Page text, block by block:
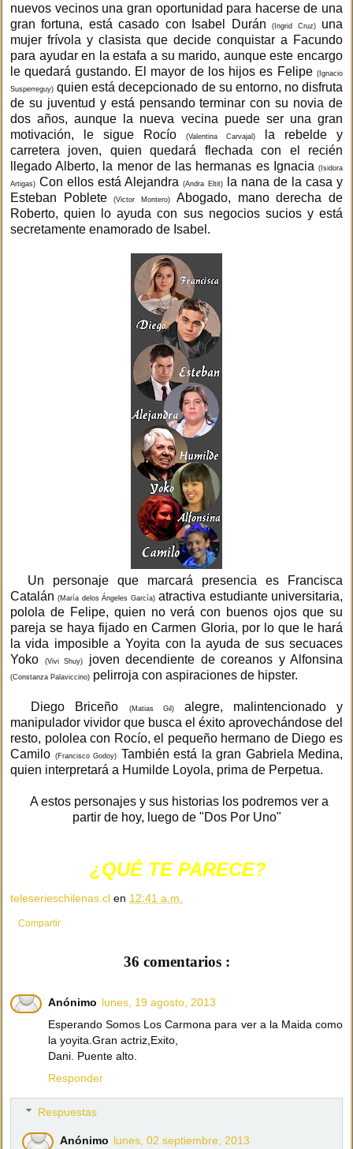
nuevos vecinos una gran oportunidad para hacerse de una
gran fortuna, está casado con Isabel Durán(Ingrid Cruz)una
mujer frívola y clasista que decide conquistar a Facundo
para ayudar en la estafa a su marido, aunque este encargo
le quedará gustando. El mayor de los hijos es Felipe (Ignacio
Susperreguy) quien está decepcionado de su entorno, no disfruta
de su juventud y está pensando terminar con su novia de
dos años, aunque la nueva vecina puede ser una gran
motivación, le sigue Rocío
(Valentina Carvajal)
la rebelde y
carretera joven, quien quedará flechada con el recién
llegado Alberto, la menor de las hermanas es Ignacia (Isidora
Artigas) Con ellos está Alejandra(Andra Eltit)la nana de la casa y
Esteban Poblete(Victor Montero)
Abogado, mano derecha de
Roberto, quien lo ayuda con sus negocios sucios y está
secretamente enamorado de Isabel.
Un personaje que marcará presencia es Francisca
Catalán(María delos Ángeles García)atractiva estudiante universitaria,
polola de Felipe, quien no verá con buenos ojos que su
pareja se haya fijado en Carmen Gloria, por lo que le hará
la vida imposible a Yoyita con la ayuda de sus secuaces
Yoko
(Vivi Shuy) joven decendiente de coreanos y Alfonsina
(Constanza Palaviccino) pelirroja con aspiraciones de hipster.
Diego Briceño (Matias Gil)alegre, malintencionado y
manipulador vividor que busca el éxito aprovechándose del
resto, pololea con Rocío, el pequeño hermano de Diego es
Camilo (Francisco Godoy) También está la gran Gabriela Medina,
quien interpretará a Humilde Loyola, prima de Perpetua.
A estos personajes y sus historias los podremos ver a
partir de hoy, luego de "Dos Por Uno"
¿QUÉ TE PARECE?
teleserieschilenas.cl en 12:41 a.m.
Compartir
36 comentarios :
Anónimo lunes, 19 agosto, 2013
Esperando Somos Los Carmona para ver a la Maida como
la yoyita.Gran actriz,Exito,
Dani. Puente alto.
Responder
Respuestas
Anónimo lunes, 02 septiembre, 2013